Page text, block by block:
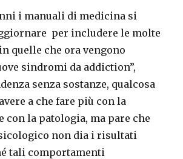
i manuali di medicina si
per includere le molte
quelle che ora vengono
sindromi da addiction”,
senza sostanze, qualcosa
a che fare più con la
con la patologia, ma pare che
non dia i risultati
tali comportamenti